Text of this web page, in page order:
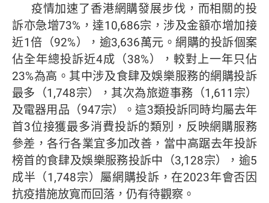
疫情加速了香港網購發展步伐，而相關的投
訴亦急增73%，達10,686宗，涉及金額亦增加接
近1倍（92%），逾3,636萬元。網購的投訴個案
佔全年總投訴近4成（38%），較對上一年只佔
23%為高。其中涉及食肆及娛樂服務的網購投訴
最多（1,748宗），其次為旅遊事務（1,611宗）
及電器用品（947宗）。這3類投訴同時均屬去年
首3位接獲最多消費投訴的類別，反映網購服務
參差，各行各業宜多加改善，當中高踞去年投訴
榜首的食肆及娛樂服務投訴中（3,128宗），逾5
成半（1,748宗）屬網購投訴，在2023年會否因
抗疫措施放寬而回落，仍有待觀察。